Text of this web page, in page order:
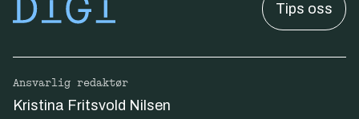
Tips oss
Ansvarlig redaktør
Kristina Fritsvold Nilsen